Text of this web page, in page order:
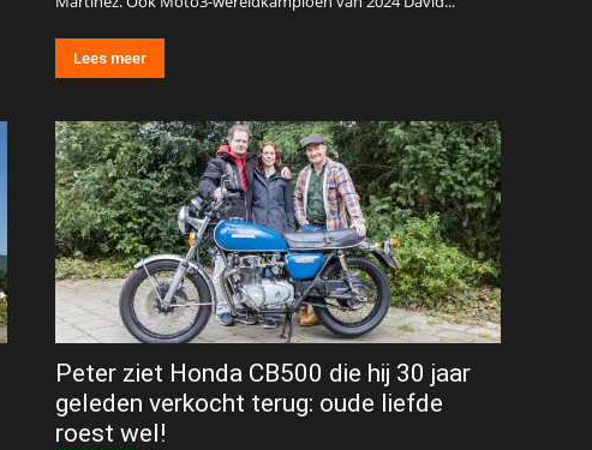
Lees meer
Peter ziet Honda CB500 die hij 30 jaar
geleden verkocht terug: oude liefde
roest wel!